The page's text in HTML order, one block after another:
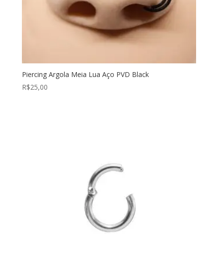
Piercing Argola Meia Lua Aço PVD Black
R$25,00